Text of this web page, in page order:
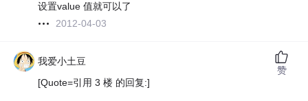
设置value 值就可以了
2012-04-03
我爱小土豆
[Quote=引用 3 楼 的回复:]
赞